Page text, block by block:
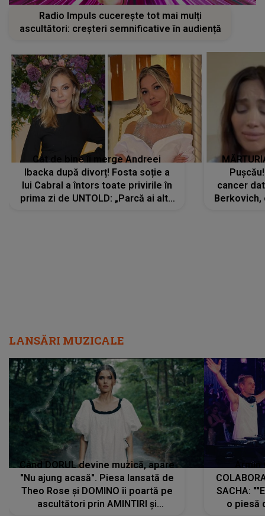
Radio Impuls cucerește tot mai mulți
ascultători: creșteri semnificative în audiență
Cât de bine îi merge Andreei
Ibacka după divorț! Fosta soție a
lui Cabral a întors toate privirile în
prima zi de UNTOLD: „Parcă ai altă
cancer
Berkovich,
LANSĂRI MUZICALE
Când DORUL devine muzică, apare
"Nu ajung acasă". Piesa lansată de
Theo Rose și DOMINO îi poartă pe
ascultători prin AMINTIRI și
SACHA:
o piesă